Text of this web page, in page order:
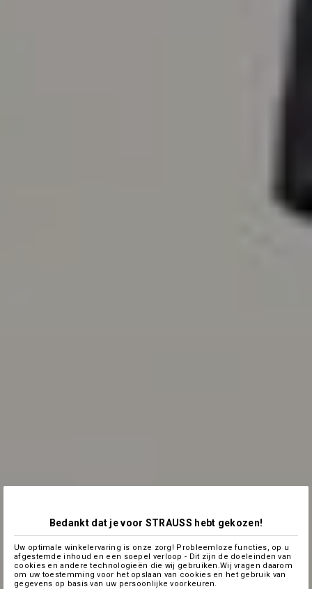
Bedankt dat je voor STRAUSS hebt gekozen!
Uw optimale winkelervaring is onze zorg! Probleemloze functies, op u
afgestemde inhoud en een soepel verloop - Dit zijn de doeleinden van
cookies en andere technologieën die wij gebruiken.Wij vragen daarom
om uw toestemming voor het opslaan van cookies en het gebruik van
gegevens op basis van uw persoonlijke voorkeuren.